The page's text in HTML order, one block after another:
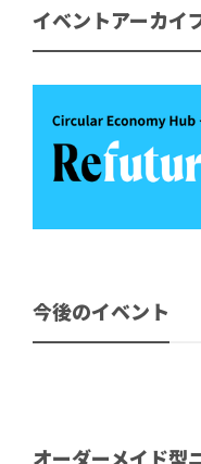
イベントアーカイ
今後のイベント
オーダーメイド型